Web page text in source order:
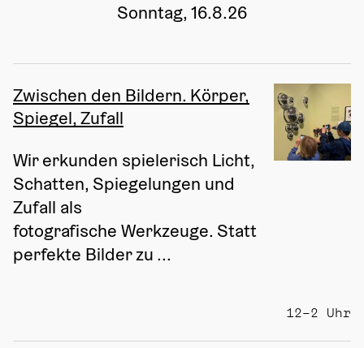
Sonntag, 16.8.26
Zwischen den Bildern. Körper,
Spiegel, Zufall
Wir erkunden spielerisch Licht,
Schatten, Spiegelungen und
Zufall als
fotografische Werkzeuge. Statt
perfekte Bilder zu ...
12–2 Uhr